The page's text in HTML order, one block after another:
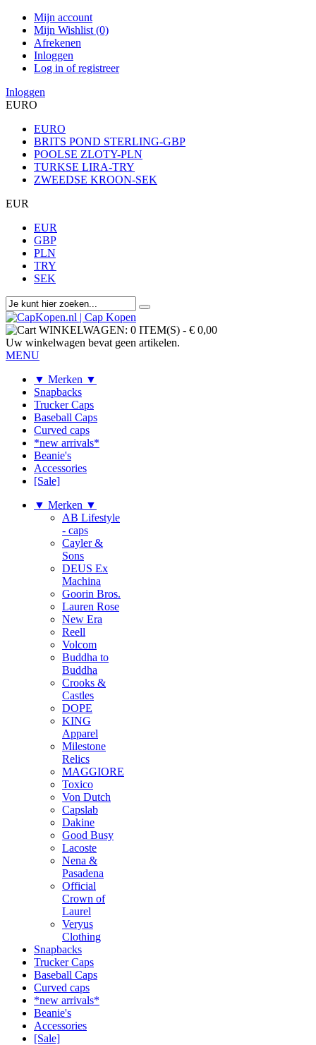
Mijn account
Mijn Wishlist (0)
Afrekenen
Inloggen
Log in of registreer
Inloggen
EURO
EURO
BRITS POND STERLING-GBP
POOLSE ZLOTY-PLN
TURKSE LIRA-TRY
ZWEEDSE KROON-SEK
EUR
EUR
GBP
PLN
TRY
SEK
WINKELWAGEN: 0 ITEM(S) - € 0,00
Uw winkelwagen bevat geen artikelen.
MENU
▼ Merken ▼
Snapbacks
Trucker Caps
Baseball Caps
Curved caps
*new arrivals*
Beanie's
Accessories
[Sale]
▼ Merken ▼
AB Lifestyle
- caps
Cayler &
Sons
DEUS Ex
Machina
Goorin Bros.
Lauren Rose
New Era
Reell
Volcom
Buddha to
Buddha
Crooks &
Castles
DOPE
KING
Apparel
Milestone
Relics
MAGGIORE
Toxico
Von Dutch
Capslab
Dakine
Good Busy
Lacoste
Nena &
Pasadena
Official
Crown of
Laurel
Veryus
Clothing
Snapbacks
Trucker Caps
Baseball Caps
Curved caps
*new arrivals*
Beanie's
Accessories
[Sale]